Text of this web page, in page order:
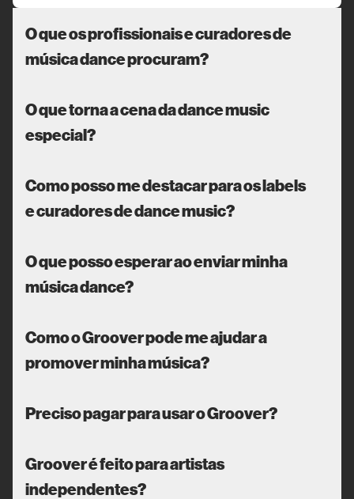
O que os profissionais e curadores de
música dance procuram?
O que torna a cena da dance music
especial?
Como posso me destacar para os labels
e curadores de dance music?
O que posso esperar ao enviar minha
música dance?
Como o Groover pode me ajudar a
promover minha música?
Preciso pagar para usar o Groover?
Groover é feito para artistas
independentes?